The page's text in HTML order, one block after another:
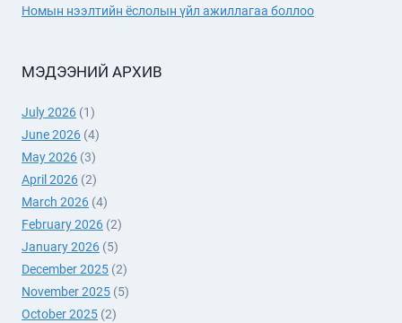
Номын нээлтийн ёслолын үйл ажиллагаа боллоо
МЭДЭЭНИЙ АРХИВ
July 2026 (1)
June 2026 (4)
May 2026 (3)
April 2026 (2)
March 2026 (4)
February 2026 (2)
January 2026 (5)
December 2025 (2)
November 2025 (5)
October 2025 (2)